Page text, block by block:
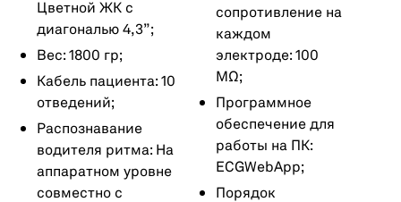
Цветной ЖК с
диагональю 4,3”;
Вес: 1800 гр;
Кабель пациента: 10
отведений;
Распознавание
водителя ритма: На
аппаратном уровне
совместно с
сопротивление на
каждом
электроде: 100
MΩ;
Программное
обеспечение для
работы на ПК:
ECGWebApp;
Порядок